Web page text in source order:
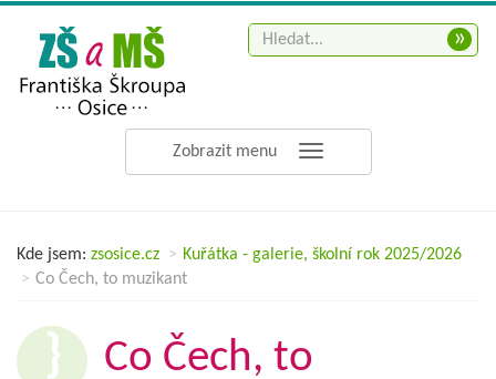
Zobrazit menu
»
Kde jsem: zsosice.cz
Kuřátka - galerie, školní rok 2025/2026
Co Čech, to muzikant
Co Čech, to